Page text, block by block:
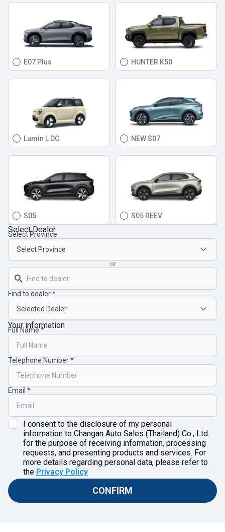
E07 Plus HUNTER K50
Lumin L DC NEW S07
S05 S05 REEV
Select Dealer
Select Province
or
Find to dealer
Your information
Full Name
Telephone Number
Email
I consent to the disclosure of my personal
information to Changan Auto Sales (Thailand) Co., Ltd.
for the purpose of receiving information, processing
requests, and presenting products and services. For
more details regarding personal data, please refer to
the Privacy Policy
CONFIRM